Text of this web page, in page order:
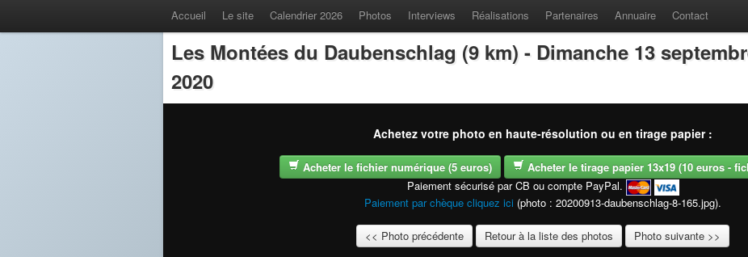
Accueil Le site Calendrier 2026 Photos Interviews Réalisations Partenaires Annuaire Contact
Les Montées du Daubenschlag (9 km) - Dimanche 13
2020
Achetez votre photo en haute-résolution ou en tirage papier :
Acheter le fichier numérique (5 euros)
Acheter le tirage papier 13x19 (10 euros -
Paiement sécurisé par CB ou compte PayPal.
Paiement par chèque cliquez ici (photo : 20200913-daubenschlag-8-165.jpg).
<< Photo précédente Retour à la liste des photos Photo suivante >>